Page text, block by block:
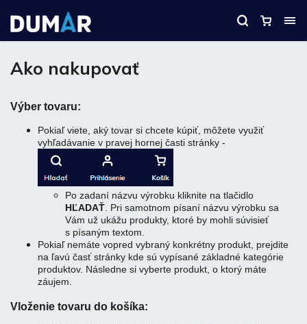
Ako nakupovať
Výber tovaru:
Pokiaľ viete, aký tovar si chcete kúpiť, môžete využiť
vyhľadávanie v pravej hornej časti stránky -
Po zadaní názvu výrobku kliknite na tlačidlo
HĽADAŤ. Pri samotnom písaní názvu výrobku sa
Vám už ukážu produkty, ktoré by mohli súvisieť
s písaným textom.
Pokiaľ nemáte vopred vybraný konkrétny produkt, prejdite
na ľavú časť stránky kde sú vypísané základné kategórie
produktov. Následne si vyberte produkt, o ktorý máte
záujem.
Vloženie tovaru do košíka: